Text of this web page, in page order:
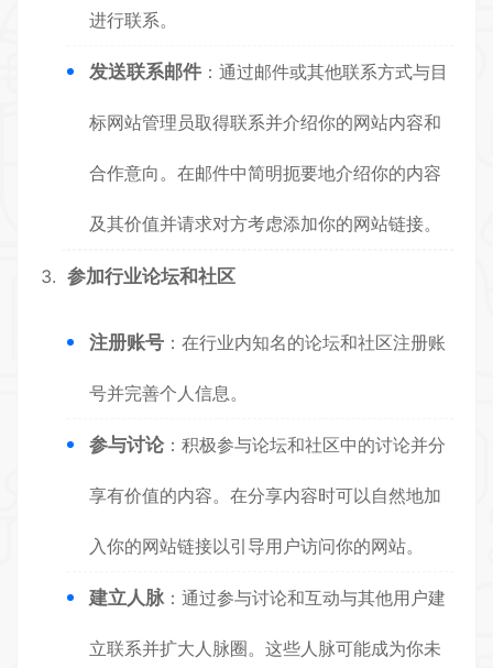
进行联系。
发送联系邮件 ：通过邮件或其他联系方式与目
标网站管理员取得联系并介绍你的网站内容和
合作意向。在邮件中简明扼要地介绍你的内容
及其价值并请求对方考虑添加你的网站链接。
参加行业论坛和社区
注册账号 ：在行业内知名的论坛和社区注册账
号并完善个人信息。
参与讨论：积极参与论坛和社区中的讨论并分
享有价值的内容。在分享内容时可以自然地加
入你的网站链接以引导用户访问你的网站。
建立人脉 ：通过参与讨论和互动与其他用户建
立联系并扩大人脉圈。这些人脉可能成为你未